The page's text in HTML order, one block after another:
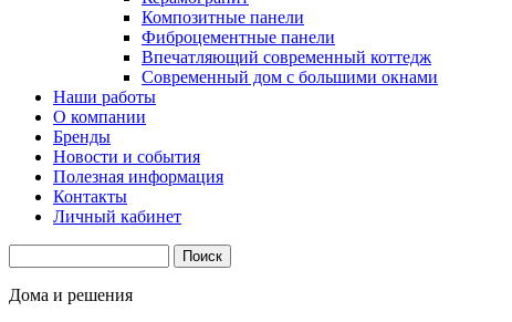
Композитные панели
Фиброцементные панели
Впечатляющий современный коттедж
Современный дом с большими окнами
Наши работы
О компании
Бренды
Новости и события
Полезная информация
Контакты
Личный кабинет
Дома и решения